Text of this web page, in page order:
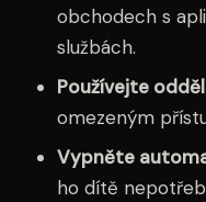
obchodech s
službách.
Používejte
omezeným
Vypněte
ho dítě